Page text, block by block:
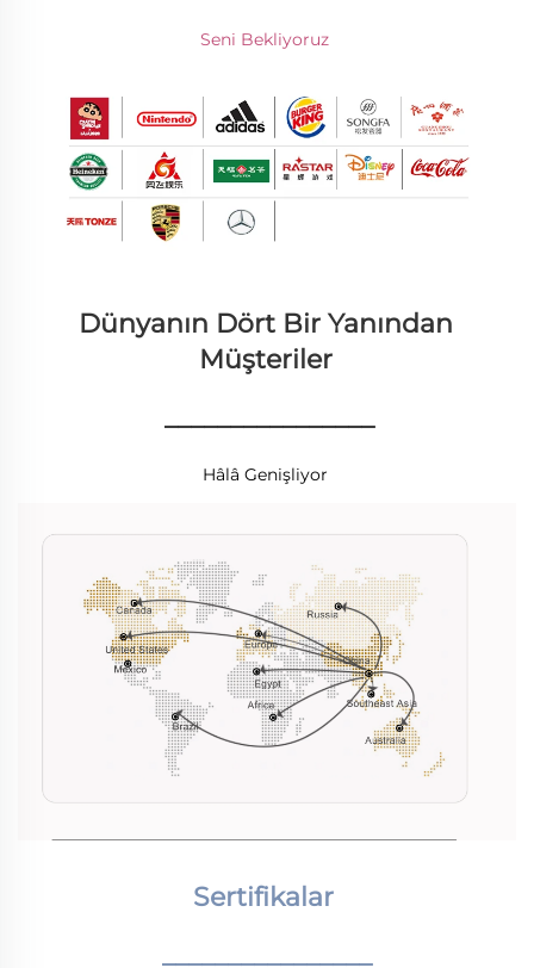
Seni Bekliyoruz
Dünyanın Dört Bir Yanından
Müşteriler
________________
Hâlâ Genişliyor
Sertifikalar
________________